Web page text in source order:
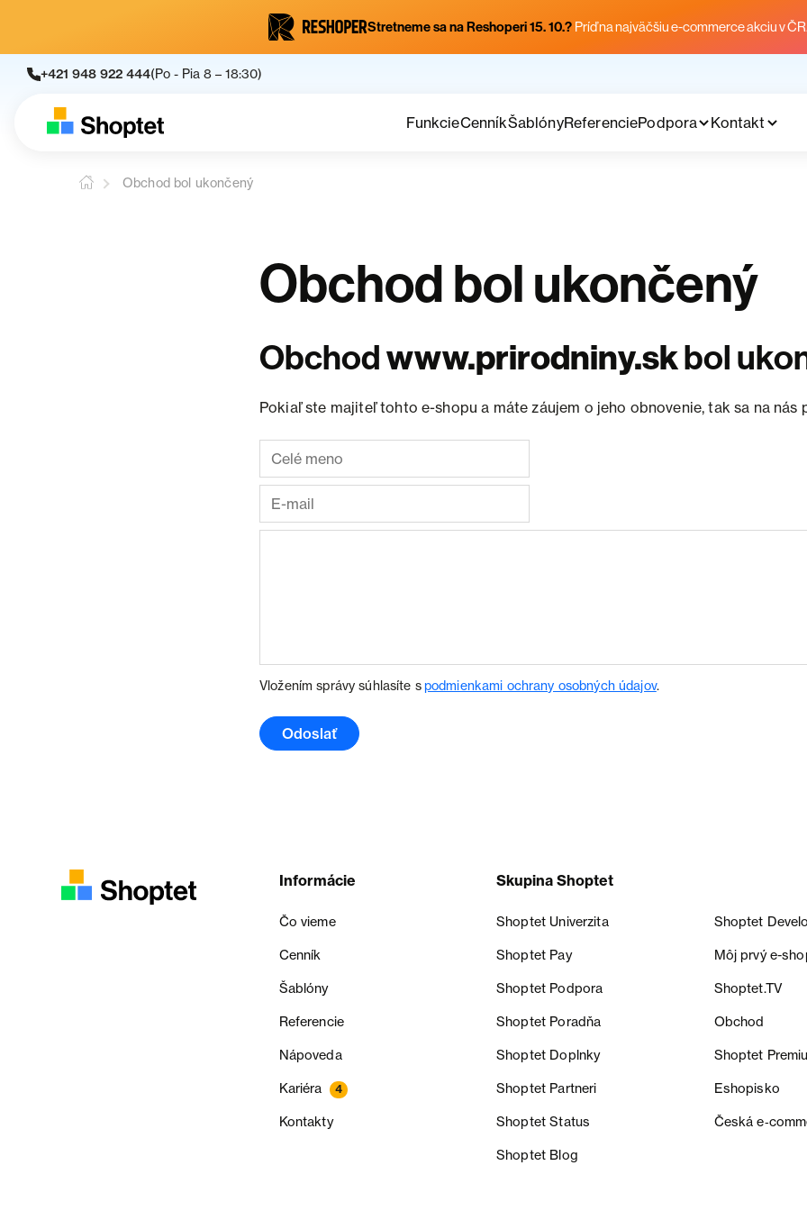
Stretneme sa na Reshoperi 15. 10.? Príď na najväčšiu e-commerce akciu v ČR.
+421 948 922 444(Po - Pia 8 – 18:30)
FunkcieCenníkŠablónyReferenciePodpora Kontakt
Obchod bol ukončený
Obchod bol ukončený
Obchodwww.prirodniny.skbol
Pokiaľ ste majiteľ tohto e-shopu a máte záujem o jeho obnovenie, tak sa na nás
Vložením správy súhlasíte spodmienkami ochrany osobných údajov.
Odoslať
Informácie
Čo vieme
Cenník
Šablóny
Referencie
Nápoveda
Kariéra 4
Kontakty
Skupina Shoptet
Shoptet Univerzita Shoptet
Shoptet Pay Môj prvý e-
Shoptet Podpora Shoptet.TV
Shoptet Poradňa Obchod
Shoptet Doplnky Shoptet
Shoptet Partneri Eshopisko
Shoptet Status Česká
Shoptet Blog